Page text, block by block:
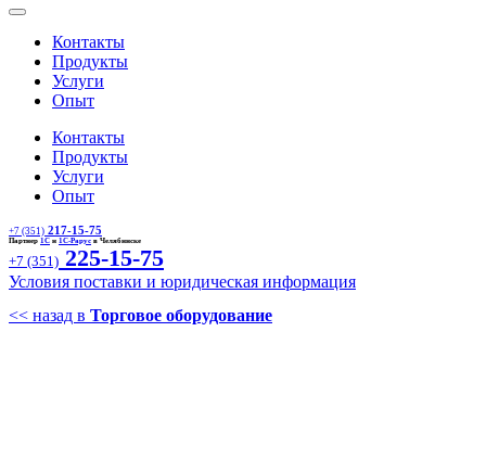
Контакты
Продукты
Услуги
Опыт
Контакты
Продукты
Услуги
Опыт
+7 (351) 217-15-75
Партнер 1С и 1С-Рарус в Челябинске
+7 (351) 225-15-75
Условия поставки и юридическая информация
<< назад в Торговое оборудование